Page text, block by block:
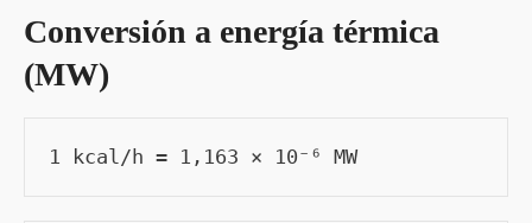
Conversión a energía térmica
(MW)
1 kcal/h = 1,163 × 10⁻⁶ MW